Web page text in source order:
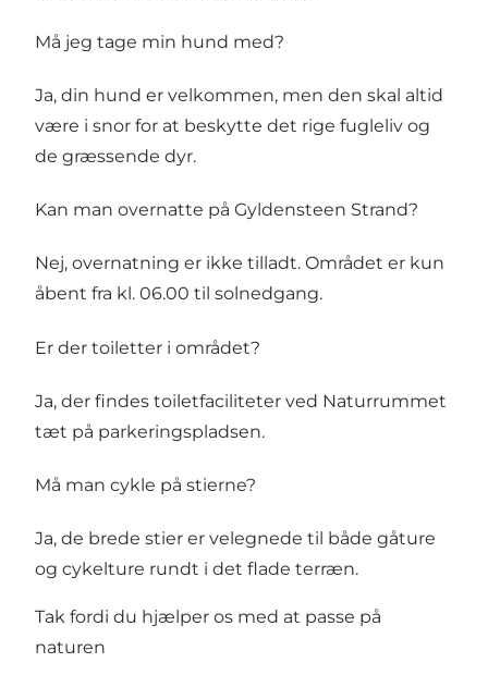
Må jeg tage min hund med?
Ja, din hund er velkommen, men den skal altid
være i snor for at beskytte det rige fugleliv og
de græssende dyr.
Kan man overnatte på Gyldensteen Strand?
Nej, overnatning er ikke tilladt. Området er kun
åbent fra kl. 06.00 til solnedgang.
Er der toiletter i området?
Ja, der findes toiletfaciliteter ved Naturrummet
tæt på parkeringspladsen.
Må man cykle på stierne?
Ja, de brede stier er velegnede til både gåture
og cykelture rundt i det flade terræn.
Tak fordi du hjælper os med at passe på
naturen